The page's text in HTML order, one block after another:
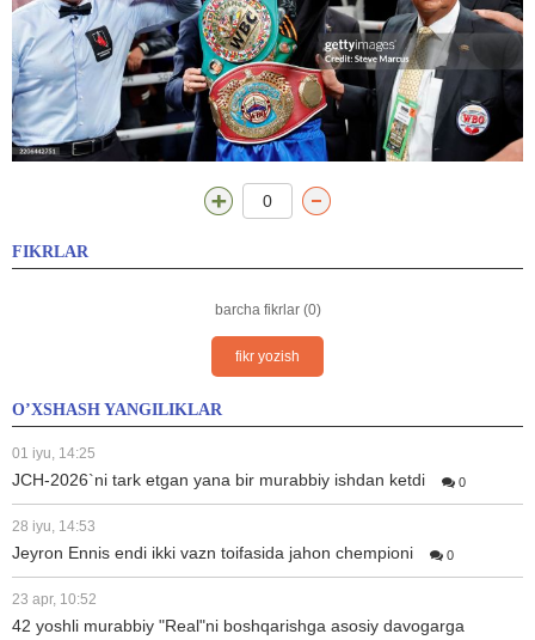
0
FIKRLAR
barcha fikrlar (0)
fikr yozish
O’XSHASH YANGILIKLAR
01 iyu, 14:25
JCH-2026`ni tark etgan yana bir murabbiy ishdan ketdi 0
28 iyu, 14:53
Jeyron Ennis endi ikki vazn toifasida jahon chempioni 0
23 apr, 10:52
42 yoshli murabbiy "Real"ni boshqarishga asosiy davogarga